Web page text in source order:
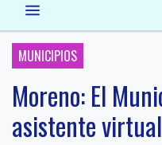
MUNICIPIOS
Moreno: El
asistente